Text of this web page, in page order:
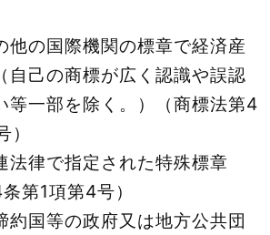
他の国際機関の標章で経済産
自己の商標が広く認識や誤認
等一部を除く。）（商標法第4
法律で指定された特殊標章
第1項第4号）
約国等の政府又は地方公共団